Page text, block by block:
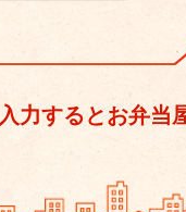
入力するとお弁当